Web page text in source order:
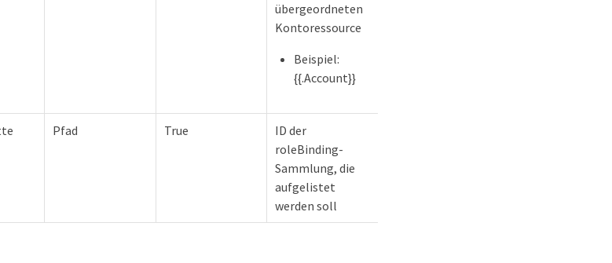
übergeordneten
Kontoressource
Beispiel:
{{.Account}}
Pfad True
ID der
roleBinding-
Sammlung, die
aufgelistet
werden soll